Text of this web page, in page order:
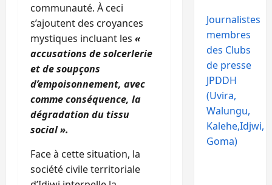
communauté. À ceci
s’ajoutent des croyances
mystiques incluant les «
accusations de solcerlerie
et de soupçons
d’empoisonnement, avec
comme conséquence, la
dégradation du tissu
social ».
Face à cette situation, la
société civile territoriale
Journalistes
membres
des Clubs
de presse
JPDDH
(Uvira,
Walungu,
Kalehe,Idjwi,
Goma)